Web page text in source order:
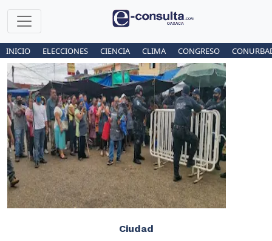
INICIO ELECCIONES CIENCIA CLIMA CONGRESO
Ciudad